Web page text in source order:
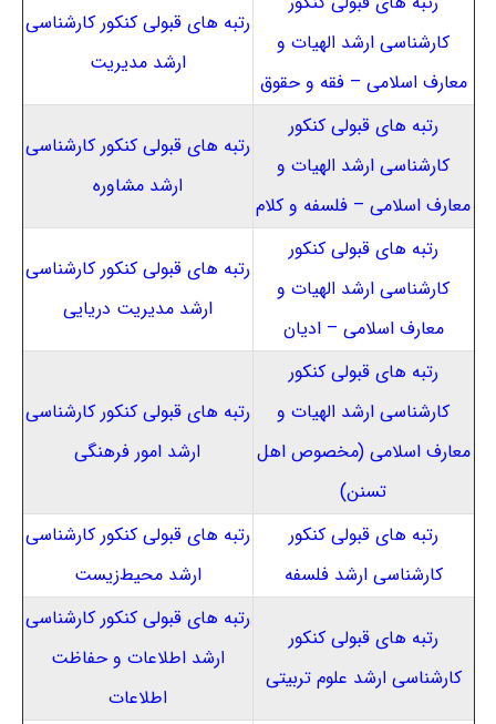
کارشناسی ارشد الهیات و
معارف اسلامی – فقه و حقوق
رتبه های قبولی کنکور کارشناسی
ارشد مدیریت
رتبه های قبولی کنکور
کارشناسی ارشد الهیات و
معارف اسلامی – فلسفه و کلام
رتبه های قبولی کنکور کارشناسی
ارشد مشاوره
رتبه های قبولی کنکور
کارشناسی ارشد الهیات و
معارف اسلامی – ادیان
رتبه های قبولی کنکور کارشناسی
ارشد مدیریت دریایی
رتبه های قبولی کنکور
کارشناسی ارشد الهیات و
معارف اسلامی (مخصوص اهل
تسنن)
رتبه های قبولی کنکور کارشناسی
ارشد امور فرهنگی
رتبه های قبولی کنکور
کارشناسی ارشد فلسفه
رتبه های قبولی کنکور کارشناسی
ارشد محیط‌زیست
رتبه های قبولی کنکور
کارشناسی ارشد علوم تربیتی
رتبه های قبولی کنکور کارشناسی
ارشد اطلاعات و حفاظت
اطلاعات